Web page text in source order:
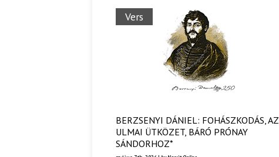
Vers
BERZSENYI DÁNIEL: FOHÁSZKODÁS, AZ
ULMAI ÜTKÖZET, BÁRÓ PRÓNAY
SÁNDORHOZ*